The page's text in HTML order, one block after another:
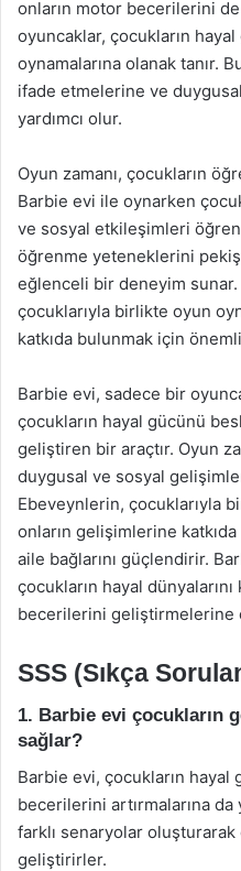
onların motor becerilerini
oyuncaklar, çocukların
oynamalarına olanak tanır.
ifade etmelerine ve
yardımcı olur.
Oyun zamanı, çocukların
Barbie evi ile oynarken
ve sosyal etkileşimleri
öğrenme yeteneklerini
eğlenceli bir deneyim
çocuklarıyla birlikte oyun
katkıda bulunmak için
Barbie evi, sadece bir
çocukların hayal gücünü
geliştiren bir araçtır. Oyun
duygusal ve sosyal
Ebeveynlerin, çocuklarıyla
onların gelişimlerine
aile bağlarını güçlendirir.
çocukların hayal
becerilerini geliştirmelerine
SSS (Sıkça
1. Barbie evi çocukların
sağlar?
Barbie evi, çocukların
becerilerini artırmalarına da
farklı senaryolar
geliştirirler.